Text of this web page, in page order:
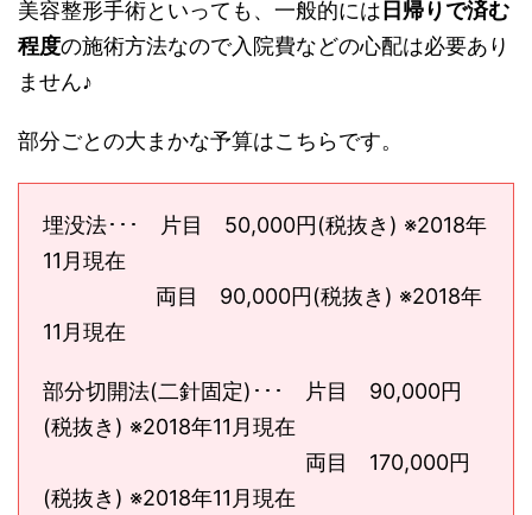
美容整形手術といっても、一般的には 日帰りで済む
程度の施術方法なので入院費などの心配は必要あり
ません♪
部分ごとの大まかな予算はこちらです。
埋没法･･･ 片目 50,000円(税抜き) ※2018年
11月現在
両目 90,000円(税抜き) ※2018年
11月現在
部分切開法(二針固定)･･･ 片目 90,000円
(税抜き) ※2018年11月現在
両目 170,000円
(税抜き) ※2018年11月現在